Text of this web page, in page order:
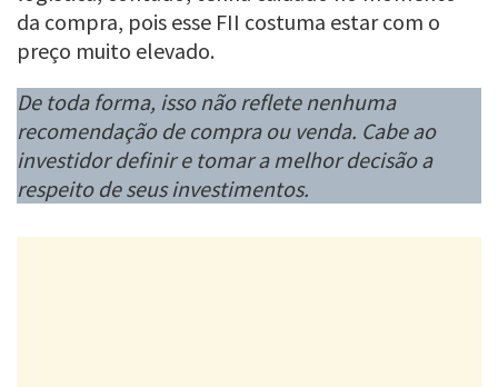
da compra, pois esse FII costuma estar com o
preço muito elevado.
De toda forma, isso não reflete nenhuma
recomendação de compra ou venda. Cabe ao
investidor definir e tomar a melhor decisão a
respeito de seus investimentos.